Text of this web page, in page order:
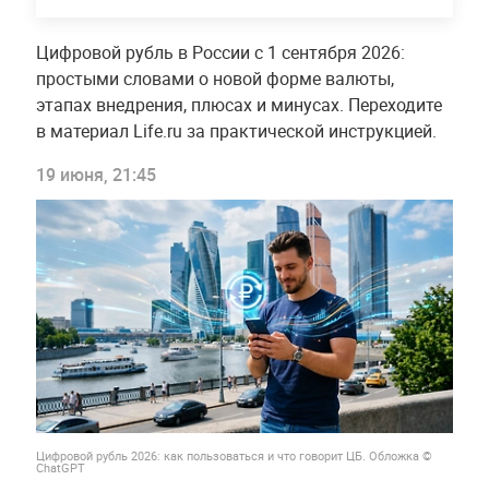
Цифровой рубль в России с 1 сентября 2026:
простыми словами о новой форме валюты,
этапах внедрения, плюсах и минусах. Переходите
в материал Life.ru за практической инструкцией.
19 июня, 21:45
Цифровой рубль 2026: как пользоваться и что говорит ЦБ. Обложка ©
ChatGPT